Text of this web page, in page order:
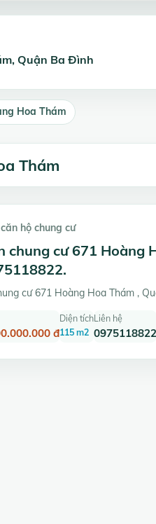
Quận Ba Đình
Hoa Thám
Thám
hộ chung cư
chung cư 671 Hoàng
cư 671 Hoàng Hoa Thám ,
đ
Diện tích
115 m2
Liên hệ
0975118822